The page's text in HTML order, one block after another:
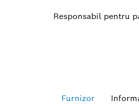
Responsabil pentru
Furnizor